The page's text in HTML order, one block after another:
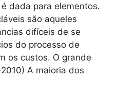
dada para elementos.
são aqueles
difíceis de se
do processo de
os custos. O grande
A maioria dos